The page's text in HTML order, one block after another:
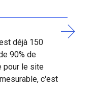
déjà 150
90% de
pour le site
c'est